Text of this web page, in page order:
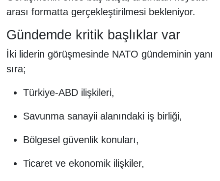
arası formatta gerçekleştirilmesi bekleniyor.
Gündemde kritik başlıklar var
İki liderin görüşmesinde NATO gündeminin yanı
sıra;
Türkiye-ABD ilişkileri,
Savunma sanayii alanındaki iş birliği,
Bölgesel güvenlik konuları,
Ticaret ve ekonomik ilişkiler,